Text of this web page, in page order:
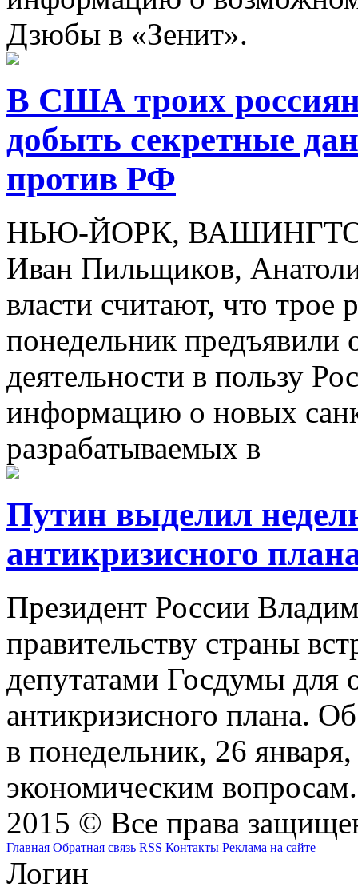
Дзюбы в «Зенит».
В США троих
добыть секретные
против РФ
НЬЮ-ЙОРК,
Иван Пильщиков,
власти считают, что трое
понедельник предъявили
деятельности в пользу
информацию о новых
разрабатываемых в
Путин выделил
антикризисного
Президент России
правительству страны
депутатами Госдумы для
антикризисного плана. Об
в понедельник, 26
экономическим вопросам.
2015 © Все права
Главная Обратная связь RSS Контакты Реклама на сайте
Логин